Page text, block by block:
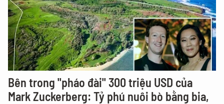
Bên trong "pháo đài" 300 triệu USD của
Mark Zuckerberg: Tỷ phú nuôi bò bằng bia,